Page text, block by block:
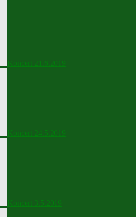
Koncert 21.6.2019
Koncert 24.5.2019
Koncert 3.5.2019